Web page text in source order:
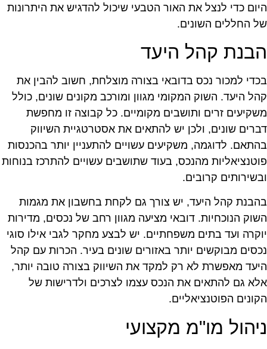
כדי לנצל את האור הטבעי שיכול להדגיש את היתרונות
החללים השונים.
קהל היעד
למכור נכס בדובאי בצורה מוצלחת, חשוב להבין את
היעד. השוק המקומי מגוון ומורכב מקונים שונים, כולל
זרים ותושבים מקומיים. כל קבוצה זו מחפשת
שונים, ולכן יש להתאים את אסטרטגיית השיווק
לדוגמה, משקיעים עשויים להתעניין יותר בהכנסות
מהנכס, בעוד שתושבים עשויים להתרכז בנוחות
קרובים.
קהל היעד, יש צורך גם לקחת בחשבון את מגמות
הנוכחיות. דובאי מציעה מגוון רחב של נכסים, מדירות
ועד בתים משפחתיים. יש לבצע מחקר לגבי אילו סוגי
מבוקשים יותר באזורים שונים בעיר. הכרות עם קהל
מאפשרת לא רק למקד את השיווק בצורה טובה יותר,
גם להתאים את הנכס עצמו לצרכים ולדרישות של
הפוטנציאליים.
מו"מ מקצועי